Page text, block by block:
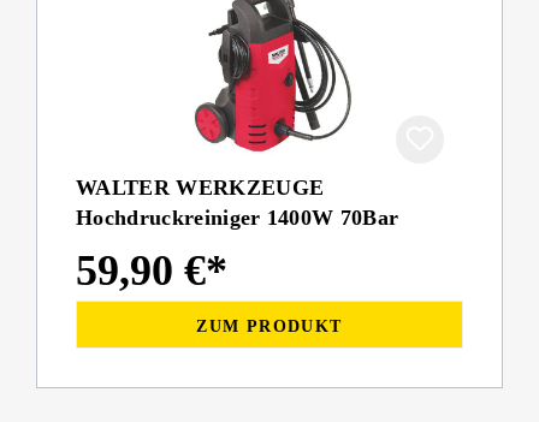
WALTER WERKZEUGE
Hochdruckreiniger 1400W 70Bar
59,90 €*
ZUM PRODUKT